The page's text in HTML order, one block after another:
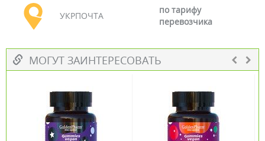
УКРПОЧТА
по тарифу
перевозчика
МОГУТ ЗАИНТЕРЕСОВАТЬ